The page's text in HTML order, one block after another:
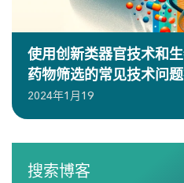
使用创新类器官技术和
药物筛选的常见技术问
2024年1月19
搜索博客